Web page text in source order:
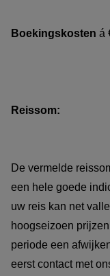
Boekingskosten á
Reissom:
De vermelde
een hele goede
uw reis kan net
hoogseizoen
periode een
eerst contact met